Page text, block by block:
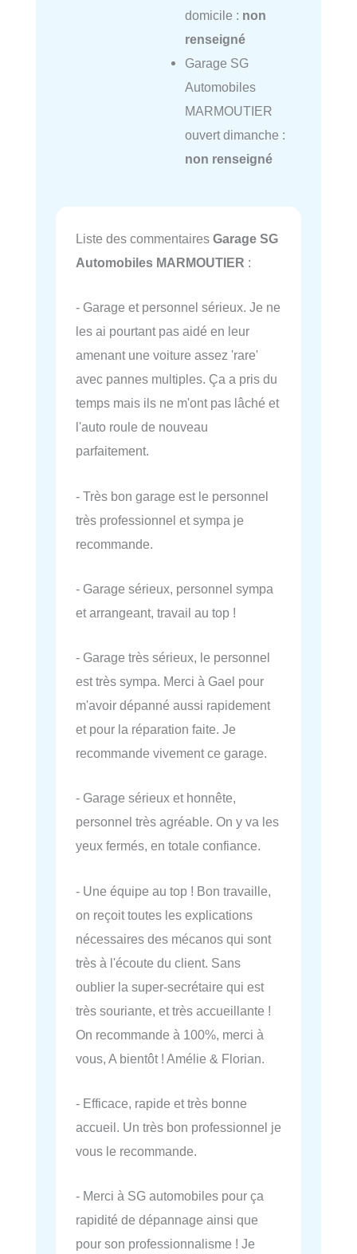
domicile : non
renseigné
Garage SG
Automobiles
MARMOUTIER
ouvert dimanche :
non renseigné
Liste des commentaires Garage SG
Automobiles MARMOUTIER :
- Garage et personnel sérieux. Je ne
les ai pourtant pas aidé en leur
amenant une voiture assez 'rare'
avec pannes multiples. Ça a pris du
temps mais ils ne m'ont pas lâché et
l'auto roule de nouveau
parfaitement.
- Très bon garage est le personnel
très professionnel et sympa je
recommande.
- Garage sérieux, personnel sympa
et arrangeant, travail au top !
- Garage très sérieux, le personnel
est très sympa. Merci à Gael pour
m'avoir dépanné aussi rapidement
et pour la réparation faite. Je
recommande vivement ce garage.
- Garage sérieux et honnête,
personnel très agréable. On y va les
yeux fermés, en totale confiance.
- Une équipe au top ! Bon travaille,
on reçoit toutes les explications
nécessaires des mécanos qui sont
très à l'écoute du client. Sans
oublier la super-secrétaire qui est
très souriante, et très accueillante !
On recommande à 100%, merci à
vous, A bientôt ! Amélie & Florian.
- Efficace, rapide et très bonne
accueil. Un très bon professionnel je
vous le recommande.
- Merci à SG automobiles pour ça
rapidité de dépannage ainsi que
pour son professionnalisme ! Je